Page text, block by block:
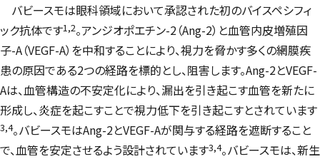
バビースモは眼科領域において承認された初のバイスペシフィ
ック抗体です1,2。アンジオポエチン-2（Ang-2）と血管内皮増殖因
子-A（VEGF-A）を中和することにより、視力を脅かす多くの網膜疾
患の原因である2つの経路を標的とし、阻害します。Ang-2とVEGF-
Aは、血管構造の不安定化により、漏出を引き起こす血管を新たに
形成し、炎症を起こすことで視力低下を引き起こすとされています
3,4。バビースモはAng-2とVEGF-Aが関与する経路を遮断すること
で、血管を安定させるよう設計されています3,4。バビースモは、新生